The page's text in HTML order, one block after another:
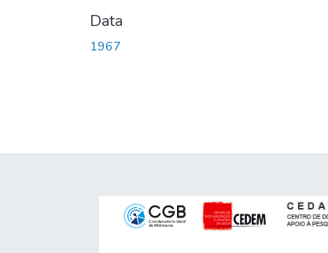
Data
1967